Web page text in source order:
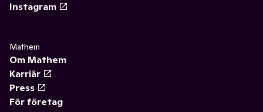
Instagram
Mathem
Om Mathem
Karriär
Press
För företag